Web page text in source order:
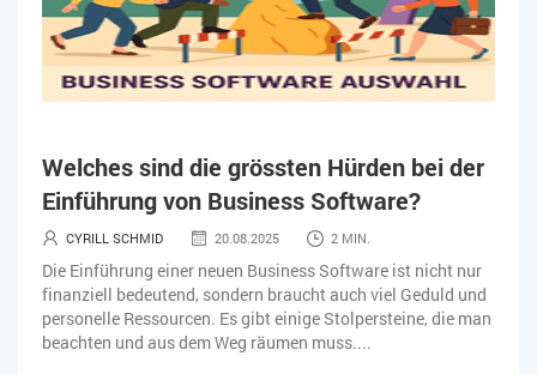
Welches sind die grössten Hürden bei der
Einführung von Business Software?
CYRILL SCHMID 20.08.2025 2 MIN.
Die Einführung einer neuen Business Software ist nicht nur
finanziell bedeutend, sondern braucht auch viel Geduld und
personelle Ressourcen. Es gibt einige Stolpersteine, die man
beachten und aus dem Weg räumen muss....